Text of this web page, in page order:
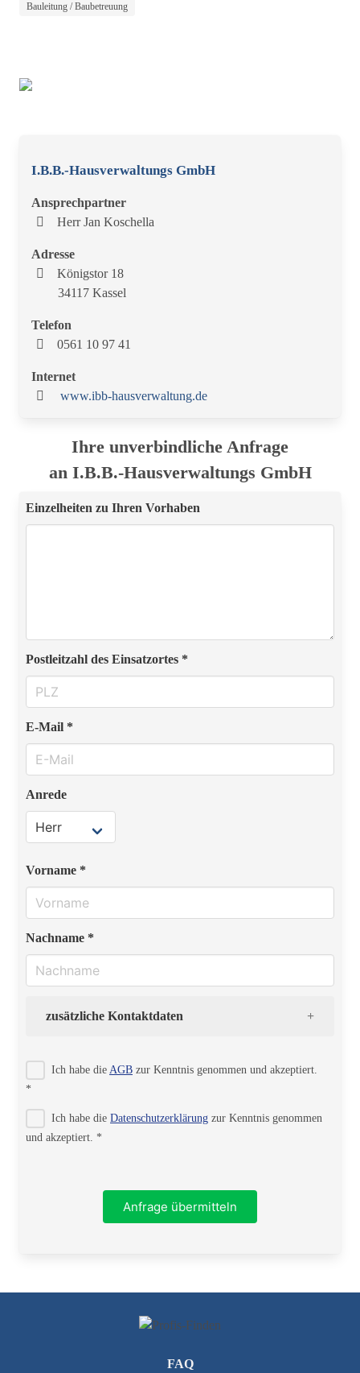
Bauleitung / Baubetreuung
I.B.B.-Hausverwaltungs GmbH
Ansprechpartner
Herr Jan Koschella
Adresse
Königstor 18
34117 Kassel
Telefon
0561 10 97 41
Internet
www.ibb-hausverwaltung.de
Ihre unverbindliche Anfrage
an I.B.B.-Hausverwaltungs GmbH
Einzelheiten zu Ihren Vorhaben
Postleitzahl des Einsatzortes *
E-Mail *
Anrede
Vorname *
Nachname *
zusätzliche Kontaktdaten
Ich habe die AGB zur Kenntnis genommen und akzeptiert.
*
Ich habe die Datenschutzerklärung zur Kenntnis genommen
und akzeptiert. *
Anfrage übermitteln
FAQ